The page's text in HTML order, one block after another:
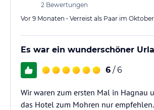
2 Bewertungen
Vor 9 Monaten • Verreist als Paar im
Es war ein wunderschöner
6 / 6
Wir waren zum ersten Mal in Hagnau
das Hotel zum Mohren nur